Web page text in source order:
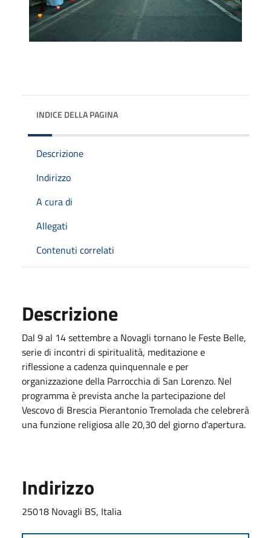
INDICE DELLA PAGINA
Descrizione
Indirizzo
A cura di
Allegati
Contenuti correlati
Descrizione
Dal 9 al 14 settembre a Novagli tornano le Feste Belle,
serie di incontri di spiritualità, meditazione e
riflessione a cadenza quinquennale e per
organizzazione della Parrocchia di San Lorenzo. Nel
programma è prevista anche la partecipazione del
Vescovo di Brescia Pierantonio Tremolada che celebrerà
una funzione religiosa alle 20,30 del giorno d'apertura.
Indirizzo
25018 Novagli BS, Italia